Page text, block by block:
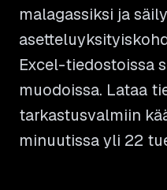
malagassiksi ja
Excel-tiedostoissa
muodoissa. Lataa
tarkastusvalmiin
minuutissa yli 22